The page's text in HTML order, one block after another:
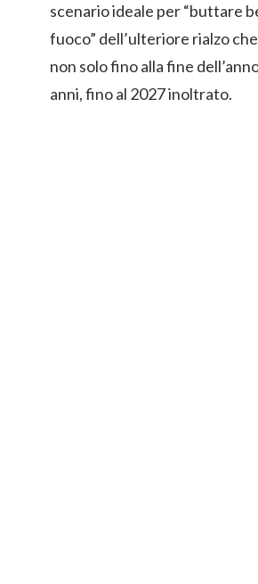
scenario ideale per “buttare
fuoco” dell’ulteriore rialzo
non solo fino alla fine
anni, fino al 2027 inoltrato.